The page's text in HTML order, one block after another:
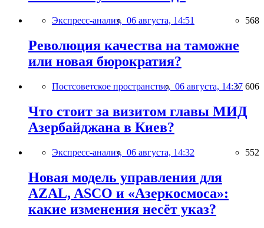
Экспресс-анализ, 06 августа, 14:51 568
Революция качества на таможне
или новая бюрократия?
Постсоветское пространство, 06 августа, 14:37 606
Что стоит за визитом главы МИД
Азербайджана в Киев?
Экспресс-анализ, 06 августа, 14:32 552
Новая модель управления для
AZAL, ASCO и «Азеркосмоса»:
какие изменения несёт указ?